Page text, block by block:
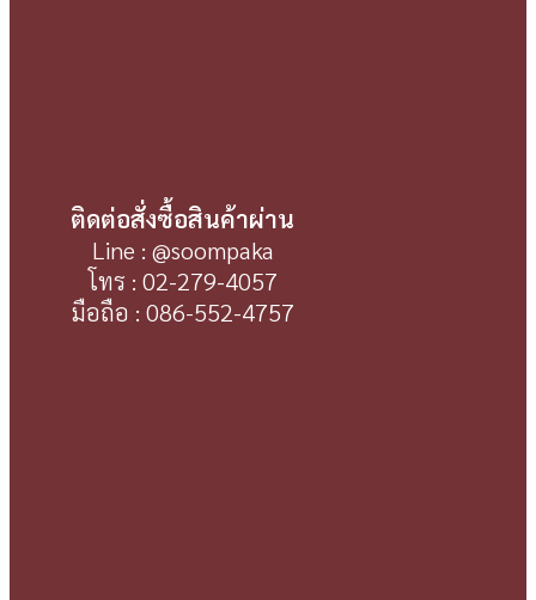
ติดต่อสั่งซื้อสินค้าผ่าน
Line : @soompaka
โทร : 02-279-4057
มือถือ : 086-552-4757